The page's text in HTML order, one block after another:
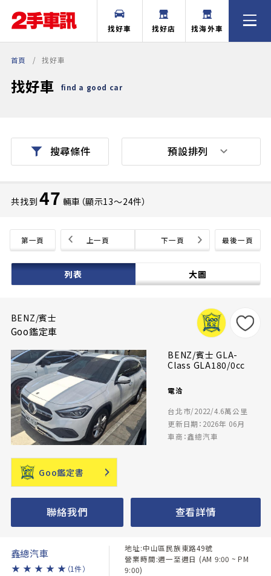
找好車 找好店 找海外車
首頁 找好車
找好車 find a good car
搜尋條件
共找到 47 輛車（顯示13〜24件）
第一頁 最後一頁
上一頁 下一頁
列表 大圖
預設排列
BENZ/賓士
Goo鑑定車
BENZ/賓士 GLA-
Class GLA180/0cc
電洽
台北市/2022/4.6萬公里
更新日期：2026年 06月
車商：鑫總汽車
Goo鑑定書
聯絡我們 查看詳情
鑫總汽車
★ ★ ★ ★ ★ （1件）
地址:中山區民族東路49號
營業時間:週一至週日 (AM 9:00 ~ PM
9:00)